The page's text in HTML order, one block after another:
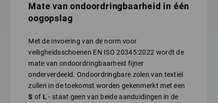
Mate van ondoordringbaarheid in één
oogopslag
Met de invoering van de norm voor
veiligheidsschoenen EN ISO 20345:2022 wordt de
mate van ondoordringbaarheid fijner
onderverdeeld. Ondoordringbare zolen van textiel
zullen in de toekomst worden gekenmerkt met een
S of L- staat geen van beide aanduidingen in de